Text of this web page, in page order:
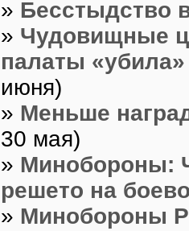
» Бесстыдство
» Чудовищные
палаты
июня)
» Меньше
30 мая)
» Минобороны:
решето на
» Минобороны